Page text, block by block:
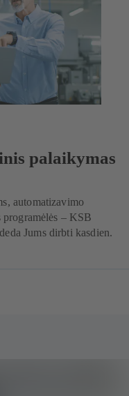
palaikymas
automatizavimo
– KSB
Jums dirbti kasdien.